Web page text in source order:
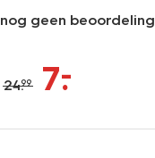
nog geen beoordeling
sweatstof-
24.99 7.
–